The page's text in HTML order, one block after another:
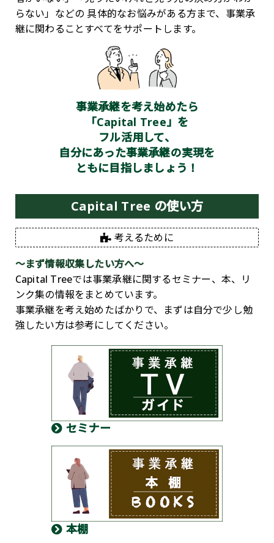
らない」などの 具体的なお悩みがある方まで、事業承
継に関わることすべてをサポートします。
事業承継を考え始めたら
「Capital Tree」を
フル活用して、
自分にあった事業承継の実現を
ともに目指しましょう！
Capital Tree の使い方
考えるために
～まず情報収集したい方へ～
Capital Treeでは事業承継に関するセミナー、本、リ
ンク集の情報をまとめています。
事業承継を考え始めたばかりで、まずは自分で少し勉
強したい方は参考にしてください。
セミナー
本棚